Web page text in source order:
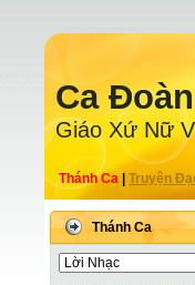
Ca
Giáo Xứ Nữ
Thánh Ca Truyện
Thánh Ca